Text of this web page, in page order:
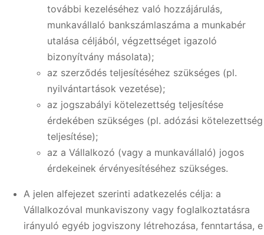
további kezeléséhez való hozzájárulás,
munkavállaló bankszámlaszáma a munkabér
utalása céljából, végzettséget igazoló
bizonyítvány másolata);
az szerződés teljesítéséhez szükséges (pl.
nyilvántartások vezetése);
az jogszabályi kötelezettség teljesítése
érdekében szükséges (pl. adózási kötelezettség
teljesítése);
az a Vállalkozó (vagy a munkavállaló) jogos
érdekeinek érvényesítéséhez szükséges.
A jelen alfejezet szerinti adatkezelés célja: a
Vállalkozóval munkaviszony vagy foglalkoztatásra
irányuló egyéb jogviszony létrehozása, fenntartása, e